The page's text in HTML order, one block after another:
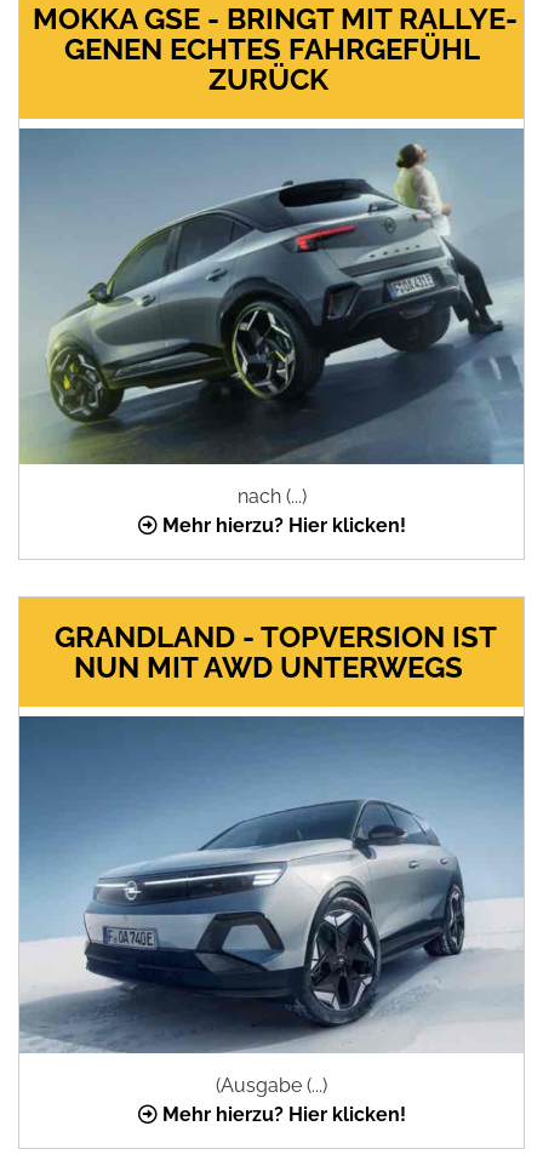
MOKKA GSE - BRINGT MIT RALLYE-
GENEN ECHTES FAHRGEFÜHL
ZURÜCK
nach (...)
Mehr hierzu? Hier klicken!
GRANDLAND - TOPVERSION IST
NUN MIT AWD UNTERWEGS
(Ausgabe (...)
Mehr hierzu? Hier klicken!